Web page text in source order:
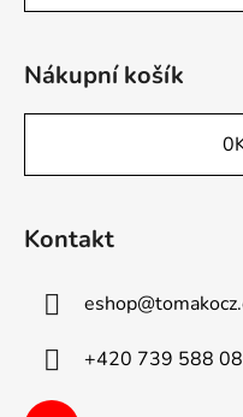
Nákupní košík
0
Kontakt
eshop@
+420 739 588